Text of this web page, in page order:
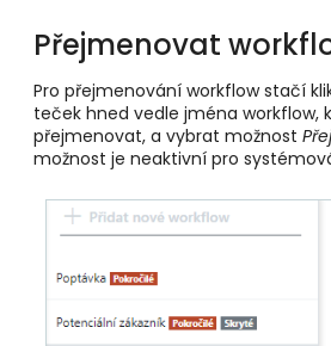
Přejmenovat
Pro přejmenování workflow stačí
teček hned vedle jména workflow,
přejmenovat, a vybrat možnost
možnost je neaktivní pro